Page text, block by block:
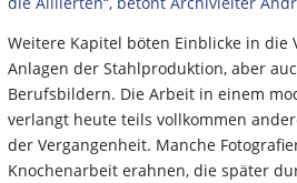
Weitere Kapitel böten Einblicke in die
Anlagen der Stahlproduktion, aber
Berufsbildern. Die Arbeit in einem
verlangt heute teils vollkommen
der Vergangenheit. Manche
Knochenarbeit erahnen, die später